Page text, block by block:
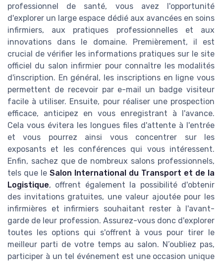
professionnel de santé, vous avez l'opportunité
d'explorer un large espace dédié aux avancées en soins
infirmiers, aux pratiques professionnelles et aux
innovations dans le domaine. Premièrement, il est
crucial de vérifier les informations pratiques sur le site
officiel du salon infirmier pour connaître les modalités
d'inscription. En général, les inscriptions en ligne vous
permettent de recevoir par e-mail un badge visiteur
facile à utiliser. Ensuite, pour réaliser une prospection
efficace, anticipez en vous enregistrant à l'avance.
Cela vous évitera les longues files d'attente à l'entrée
et vous pourrez ainsi vous concentrer sur les
exposants et les conférences qui vous intéressent.
Enfin, sachez que de nombreux salons professionnels,
tels que le Salon International du Transport et de la
Logistique, offrent également la possibilité d'obtenir
des invitations gratuites, une valeur ajoutée pour les
infirmières et infirmiers souhaitant rester à l'avant-
garde de leur profession. Assurez-vous donc d'explorer
toutes les options qui s'offrent à vous pour tirer le
meilleur parti de votre temps au salon. N’oubliez pas,
participer à un tel événement est une occasion unique